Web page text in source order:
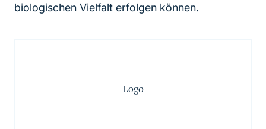
biologischen Vielfalt erfolgen können.
Logo